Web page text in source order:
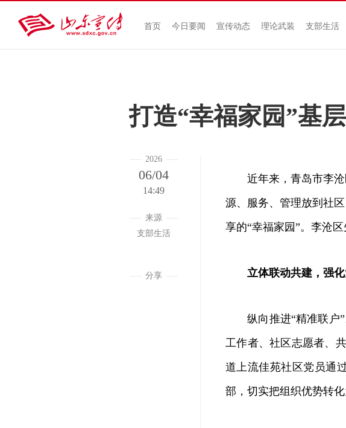
首页 今日要闻 宣传动态 理论武装 支部生活
打造“幸福家园”基
2026
06/04
14:49
来源
支部生活
分享
近年来，青岛市李沧
源、服务、管理放到社
享的“幸福家园”。李沧
立体联动共建，强
纵向推进“精准联户”
工作者、社区志愿者、
道上流佳苑社区党员通
部，切实把组织优势转化